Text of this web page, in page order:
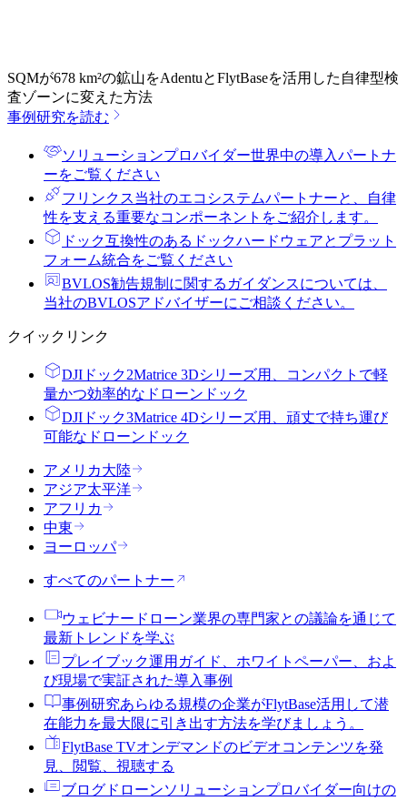
SQMが678 km²の鉱山をAdentuとFlytBaseを活用した自律型検
査ゾーンに変えた方法
事例研究を読む
ソリューションプロバイダー世界中の導入パートナ
ーをご覧ください
フリンクス当社のエコシステムパートナーと、自律
性を支える重要なコンポーネントをご紹介します。
ドック互換性のあるドックハードウェアとプラット
フォーム統合をご覧ください
BVLOS勧告規制に関するガイダンスについては、
当社のBVLOSアドバイザーにご相談ください。
クイックリンク
DJIドック2Matrice 3Dシリーズ用、コンパクトで軽
量かつ効率的なドローンドック
DJIドック3Matrice 4Dシリーズ用、頑丈で持ち運び
可能なドローンドック
アメリカ大陸
アジア太平洋
アフリカ
中東
ヨーロッパ
すべてのパートナー
ウェビナー ドローン業界の専門家との議論を通じて
最新トレンドを学ぶ
プレイブック運用ガイド、ホワイトペーパー、およ
び現場で実証された導入事例
事例研究あらゆる規模の企業がFlytBase活用して潜
在能力を最大限に引き出す方法を学びましょう。
FlytBase TVオンデマンドのビデオコンテンツを発
見、閲覧、視聴する
ブログ ドローンソリューションプロバイダー向けの